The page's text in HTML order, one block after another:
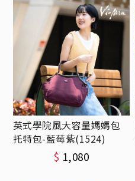
英式學院風大容量媽媽包
托特包-藍莓紫(1524)
$ 1,080